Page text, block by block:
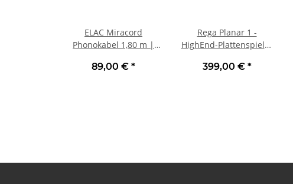
ELAC Miracord
Phonokabel 1,80 m |
89,00 € *
Rega Planar 1 -
HighEnd-Plattenspieler
Schwarz Matt | Neu
399,00 € *